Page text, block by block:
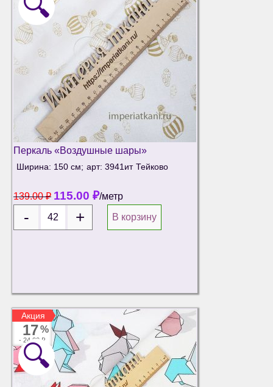
🔍
Перкаль «Воздушные шары»
Ширина: 150 см; арт: 3941ит Тейково
139.00₽ 115.00 ₽/метр
В корзину
Акция
17%
- 24.00 ₽
Акция
🔍